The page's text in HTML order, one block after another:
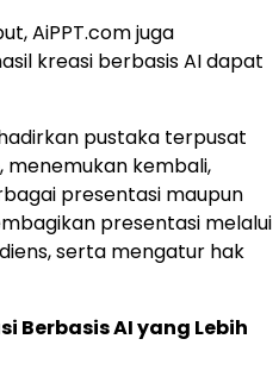
AiPPT.com juga
kreasi berbasis AI dapat
pustaka terpusat
kembali,
presentasi maupun
presentasi melalui
serta mengatur hak
Berbasis AI yang Lebih